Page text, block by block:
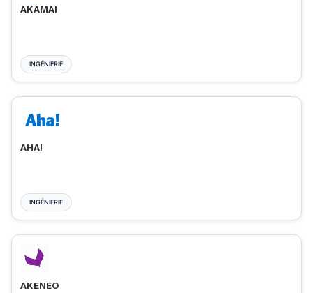
AKAMAI
INGÉNIERIE
AHA!
INGÉNIERIE
AKENEO